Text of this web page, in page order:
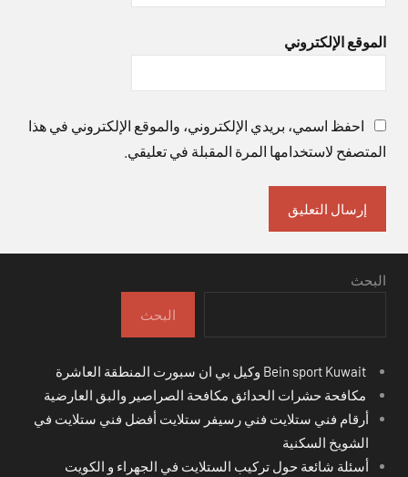
الموقع الإلكتروني
احفظ اسمي، بريدي الإلكتروني، والموقع الإلكتروني في هذا
المتصفح لاستخدامها المرة المقبلة في تعليقي.
البحث
البحث
مكافحة حشرات الحدائق مكافحة الصراصير والبق العارضية
أرقام فني ستلايت فني رسيفر ستلايت أفضل فني ستلايت في
الشويخ السكنية
أسئلة شائعة حول تركيب الستلايت في الجهراء و الكويت